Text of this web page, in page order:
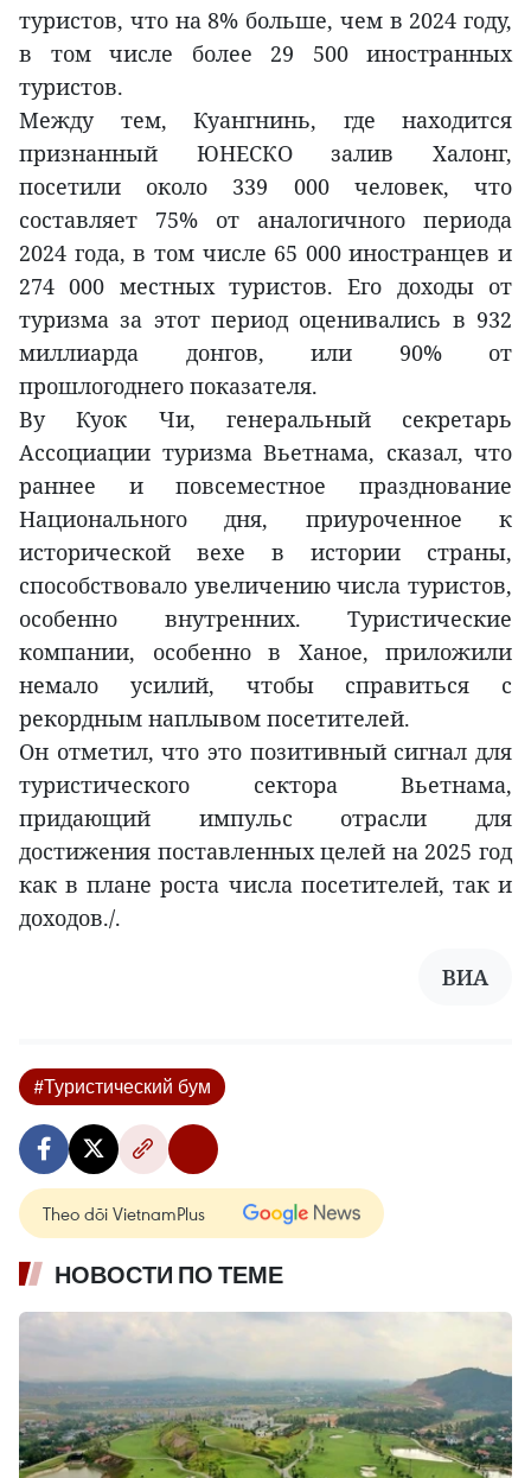
туристов, что на 8% больше, чем в 2024 году,
в том числе более 29 500 иностранных
туристов.
Между тем, Куангнинь, где находится
признанный ЮНЕСКО залив Халонг,
посетили около 339 000 человек, что
составляет 75% от аналогичного периода
2024 года, в том числе 65 000 иностранцев и
274 000 местных туристов. Его доходы от
туризма за этот период оценивались в 932
миллиарда донгов, или 90% от
прошлогоднего показателя.
Ву Куок Чи, генеральный секретарь
Ассоциации туризма Вьетнама, сказал, что
раннее и повсеместное празднование
Национального дня, приуроченное к
исторической вехе в истории страны,
способствовало увеличению числа туристов,
особенно внутренних. Туристические
компании, особенно в Ханое, приложили
немало усилий, чтобы справиться с
рекордным наплывом посетителей.
Он отметил, что это позитивный сигнал для
туристического сектора Вьетнама,
придающий импульс отрасли для
достижения поставленных целей на 2025 год
как в плане роста числа посетителей, так и
доходов./.
ВИА
#Туристический бум
Theo dõi VietnamPlus
НОВОСТИ ПО ТЕМЕ